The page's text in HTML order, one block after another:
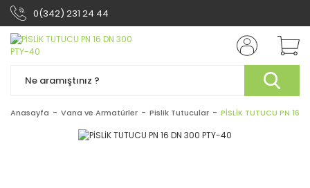
0(342) 231 24 44
Anasayfa Vana ve Armatürler Pislik Tutucular PİSLİK TUTUCU PN 16